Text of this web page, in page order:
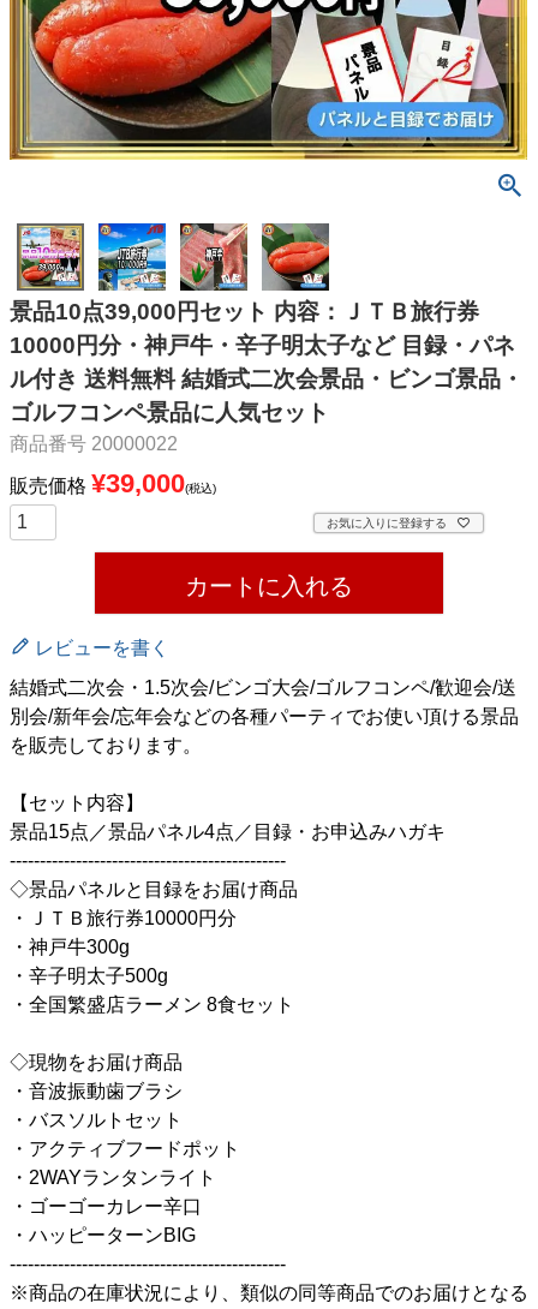
景品10点39,000円セット 内容：ＪＴＢ旅行券
10000円分・神戸牛・辛子明太子など 目録・パネ
ル付き 送料無料 結婚式二次会景品・ビンゴ景品・
ゴルフコンペ景品に人気セット
商品番号 20000022
販売価格 ¥39,000 税込
お気に入りに登録する
カートに入れる
レビューを書く
結婚式二次会・1.5次会/ビンゴ大会/ゴルフコンペ/歓迎会/送
別会/新年会/忘年会などの各種パーティでお使い頂ける景品
を販売しております。
【セット内容】
景品15点／景品パネル4点／目録・お申込みハガキ
----------------------------------------------
◇景品パネルと目録をお届け商品
・ＪＴＢ旅行券10000円分
・神戸牛300g
・辛子明太子500g
・全国繁盛店ラーメン 8食セット
◇現物をお届け商品
・音波振動歯ブラシ
・バスソルトセット
・アクティブフードポット
・2WAYランタンライト
・ゴーゴーカレー辛口
・ハッピーターンBIG
----------------------------------------------
※商品の在庫状況により、類似の同等商品でのお届けとなる